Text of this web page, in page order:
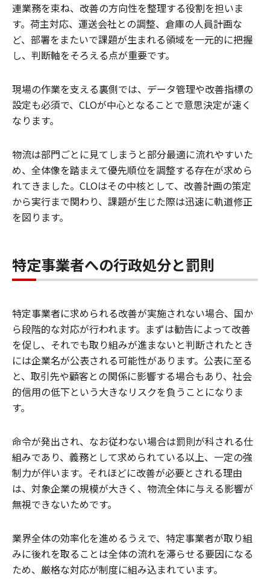
連業務を束ね、改善の方向性を整理する役割を担いま
す。荷主対応、運送会社との調整、倉庫の人員計画な
ど、部署をまたいで課題が生まれる領域を一元的に把握
し、判断軸をそろえる点が重要です。
現場の作業を支える裏側では、データ管理や改善指標の
設定も必須で、CLOが中心となることで意思決定が速く
なります。
物流は部門ごとに見てしまうと部分最適に流れやすいた
め、全体像を踏まえて優先順位を調整する存在が求めら
れてきました。CLOはその中核として、改善計画の策定
から実行まで関わり、課題が生じた際は迅速に軌道修正
を図ります。
特定事業者への行政処分と罰則
特定事業者に求められる改善が実施されない場合、国か
ら段階的な対応が行われます。まずは勧告によって改善
を促し、それでも取り組みが進まないと判断されたとき
には企業名が公表される可能性があります。公表に至る
と、取引先や顧客との関係に影響する場合もあり、社会
的信用の低下という大きなリスクを負うことになりま
す。
命令が発出され、なお従わない場合は罰則が科される仕
組みであり、義務として求められている以上、一定の強
制力が伴います。それほどに改善が必要とされる理由
は、対象企業の規模が大きく、物流全体に与える影響が
無視できないためです。
業界全体の効率化を進めるうえで、特定事業者が取り組
みに後れを取ることは全体の流れを滞らせる要因になる
ため、厳格な対応が制度に組み込まれています。